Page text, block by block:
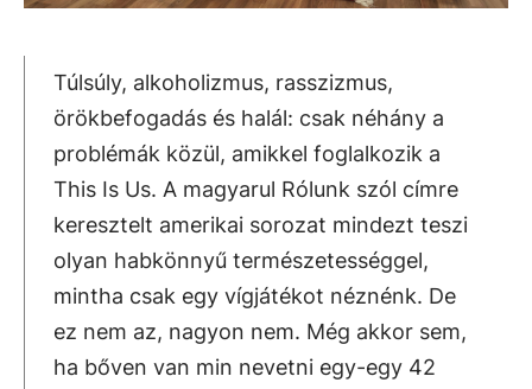
Túlsúly, alkoholizmus, rasszizmus,
örökbefogadás és halál: csak néhány a
problémák közül, amikkel foglalkozik a
This Is Us. A magyarul Rólunk szól címre
keresztelt amerikai sorozat mindezt teszi
olyan habkönnyű természetességgel,
mintha csak egy vígjátékot néznénk. De
ez nem az, nagyon nem. Még akkor sem,
ha bőven van min nevetni egy-egy 42